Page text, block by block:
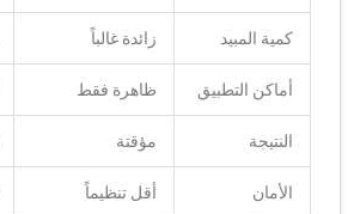
كمية المبيد زائدة غالباً
أماكن التطبيق ظاهرة فقط
النتيجة مؤقتة
الأمان أقل تنظيماً